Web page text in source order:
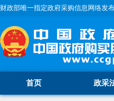
财政部唯一指定政府采购信息网络发
首页 政采